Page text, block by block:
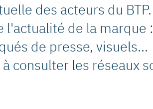
des acteurs du BTP.
l'actualité de la marque :
de presse, visuels…
consulter les réseaux